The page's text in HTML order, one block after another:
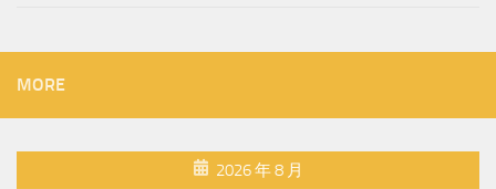
MORE
2026 年 8 月